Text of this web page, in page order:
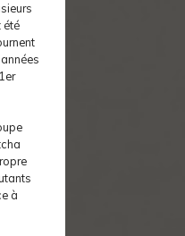
été
à